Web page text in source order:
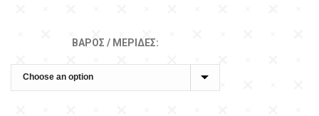
ΒΆΡΟΣ / ΜΕΡΊΔΕΣ: